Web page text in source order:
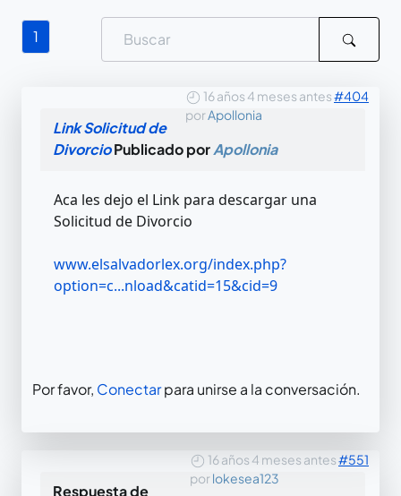
1
16 años 4 meses antes#404
porApollonia
Link Solicitud de
DivorcioPublicado porApollonia
Aca les dejo el Link para descargar una
Solicitud de Divorcio
www.elsalvadorlex.org/index.php?
option=c...nload&catid=15&cid=9
Por favor, Conectarpara unirse a la conversación.
16 años 4 meses antes#551
porlokesea123
Respuesta de